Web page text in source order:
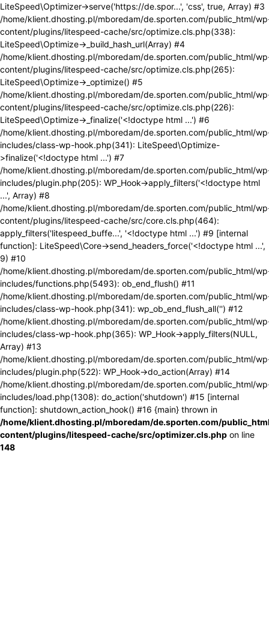
LiteSpeed\Optimizer->serve('https://de.spor...', 'css', true, Array) #3
/home/klient.dhosting.pl/mboredam/de.sporten.com/public_html/
content/plugins/litespeed-cache/src/optimize.cls.php(338):
LiteSpeed\Optimize->_build_hash_url(Array) #4
/home/klient.dhosting.pl/mboredam/de.sporten.com/public_html/
content/plugins/litespeed-cache/src/optimize.cls.php(265):
LiteSpeed\Optimize->_optimize() #5
/home/klient.dhosting.pl/mboredam/de.sporten.com/public_html/
content/plugins/litespeed-cache/src/optimize.cls.php(226):
LiteSpeed\Optimize->_finalize('<!doctype html ...') #6
/home/klient.dhosting.pl/mboredam/de.sporten.com/public_html/
includes/class-wp-hook.php(341): LiteSpeed\Optimize-
>finalize('<!doctype html ...') #7
/home/klient.dhosting.pl/mboredam/de.sporten.com/public_html/
includes/plugin.php(205): WP_Hook->apply_filters('<!doctype html
...', Array) #8
/home/klient.dhosting.pl/mboredam/de.sporten.com/public_html/
content/plugins/litespeed-cache/src/core.cls.php(464):
apply_filters('litespeed_buffe...', '<!doctype html ...') #9 [internal
function]: LiteSpeed\Core->send_headers_force('<!doctype html ...',
9) #10
/home/klient.dhosting.pl/mboredam/de.sporten.com/public_html/
includes/functions.php(5493): ob_end_flush() #11
/home/klient.dhosting.pl/mboredam/de.sporten.com/public_html/
includes/class-wp-hook.php(341): wp_ob_end_flush_all('') #12
/home/klient.dhosting.pl/mboredam/de.sporten.com/public_html/
includes/class-wp-hook.php(365): WP_Hook->apply_filters(NULL,
Array) #13
/home/klient.dhosting.pl/mboredam/de.sporten.com/public_html/
includes/plugin.php(522): WP_Hook->do_action(Array) #14
/home/klient.dhosting.pl/mboredam/de.sporten.com/public_html/
includes/load.php(1308): do_action('shutdown') #15 [internal
function]: shutdown_action_hook() #16 {main} thrown in
/home/klient.dhosting.pl/mboredam/de.sporten.com/
content/plugins/litespeed-cache/src/optimizer.cls.php on line
148